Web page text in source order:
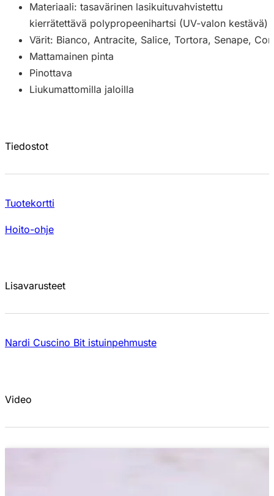
Materiaali: tasavärinen lasikuituvahvistettu
kierrätettävä polypropeenihartsi (UV-valon kestävä)
Värit: Bianco, Antracite, Salice, Tortora, Senape,
Mattamainen pinta
Pinottava
Liukumattomilla jaloilla
Tiedostot
Tuotekortti
Hoito-ohje
Lisavarusteet
Nardi Cuscino Bit istuinpehmuste
Video